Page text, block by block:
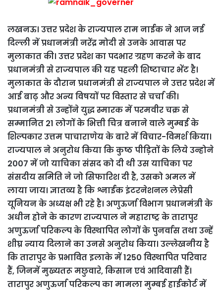
लखनऊ। उत्तर प्रदेश के राज्यपाल राम नाईक ने आज नई
दिल्ली में प्रधानमंत्री नरेंद्र मोदी से उनके आवास पर
मुलाकात की। उत्तर प्रदेश का पदभार ग्रहण करने के बाद
प्रधानमंत्री से राज्यपाल की यह पहली शिष्टाचार भेंट है।
मुलाकात के दौरान प्रधानमंत्री से राज्यपाल ने उत्तर प्रदेश में
आई बाढ़ और अन्य विषयों पर विस्तार से चर्चा की।
प्रधानमंत्री से उन्होंने युद्ध स्मारक में परमवीर चक्र से
सम्मानित 21 लोगों के भित्ती चित्र बनाने वाले मुम्बई के
शिल्पकार उत्तम पाचाराणेय के बारे में विचार-विमर्श किया।
राज्यपाल ने अनुरोध किया कि कुष्ठ पीड़ितों के लिये उन्होने
2007 में जो याचिका संसद को दी थी उस याचिका पर
संसदीय समिति ने जो सिफारिश दी है, उसको अमल में
लाया जाय। ज्ञातव्य है कि श्नाईक इंटरनेशनल लेप्रेसी
यूनियन के अध्यक्ष भी रहे है। अणुऊर्जा विभाग प्रधानमंत्री के
अधीन होने के कारण राज्यपाल ने महाराष्ट्र के तारापुर
अणुऊर्जा परिकल्प के विस्थापित लोगों के पुनर्वास तथा उन्हें
शीघ्र न्याय दिलाने का उनसे अनुरोध किया। उल्लेखनीय है
कि तारापुर के प्रभावित इलाके में 1250 विस्थापित परिवार
हैं, जिनमें मुख्यतरू मछुवारे, किसान एवं आदिवासी हैं।
तारापुर अणुऊर्जा परिकल्प का मामला मुम्बई हाईकोर्ट में